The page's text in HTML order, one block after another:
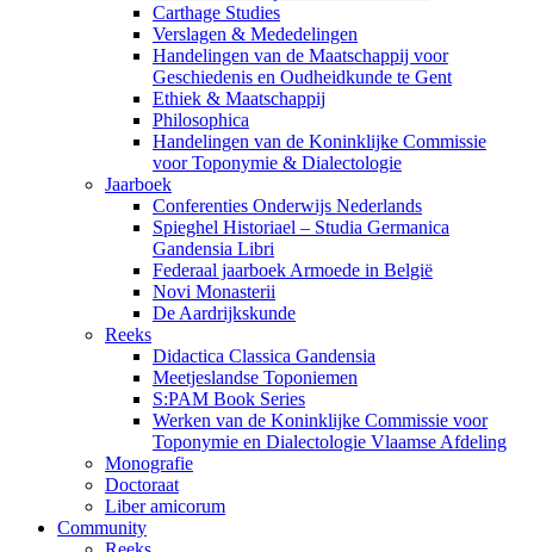
Carthage Studies
Verslagen & Mededelingen
Handelingen van de Maatschappij voor
Geschiedenis en Oudheidkunde te Gent
Ethiek & Maatschappij
Philosophica
Handelingen van de Koninklijke Commissie
voor Toponymie & Dialectologie
Jaarboek
Conferenties Onderwijs Nederlands
Spieghel Historiael – Studia Germanica
Gandensia Libri
Federaal jaarboek Armoede in België
Novi Monasterii
De Aardrijkskunde
Reeks
Didactica Classica Gandensia
Meetjeslandse Toponiemen
S:PAM Book Series
Werken van de Koninklijke Commissie voor
Toponymie en Dialectologie Vlaamse Afdeling
Monografie
Doctoraat
Liber amicorum
Community